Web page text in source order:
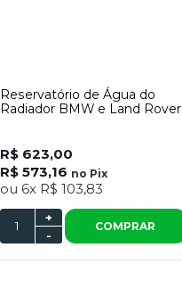
Reservatório de Água do
Radiador BMW e Land Rover
R$ 623,00
R$ 573,16 no Pix
ou 6x R$ 103,83
-
+
COMPRAR